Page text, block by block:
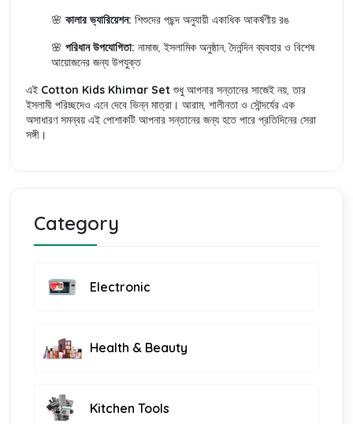
🌸 কালার ভ্যারিয়েশন: শিশুদের পছন্দ অনুযায়ী একাধিক আকর্ষণীয় রঙ
🌸 পরিধান উপযোগিতা: নামাজ, ইসলামিক অনুষ্ঠান, দৈনন্দিন ব্যবহার ও বিশেষ
আয়োজনের জন্য উপযুক্ত
এই Cotton Kids Khimar Set শুধু আপনার সন্তানের সাজেই নয়, তার
ইসলামী পরিচ্ছদেও এনে দেবে ভিন্ন মাত্রা। আরাম, শালীনতা ও সৌন্দর্যের এক
অসাধারণ সমন্বয় এই পোশাকটি আপনার সন্তানের জন্য হতে পারে প্রতিদিনের সেরা
সঙ্গী।
Category
Electronic
Health & Beauty
Kitchen Tools